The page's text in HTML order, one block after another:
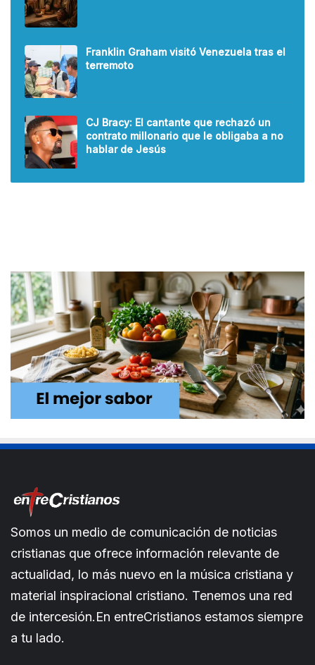
Franklin Graham visitó Venezuela tras el
terremoto
CJ Bracy: El cantante que rechazó un
contrato millonario que le obligaba a no
hablar de Jesús
Somos un medio de comunicación de noticias
cristianas que ofrece información relevante de
actualidad, lo más nuevo en la música cristiana y
material inspiracional cristiano. Tenemos una red
de intercesión.En entreCristianos estamos siempre
a tu lado.